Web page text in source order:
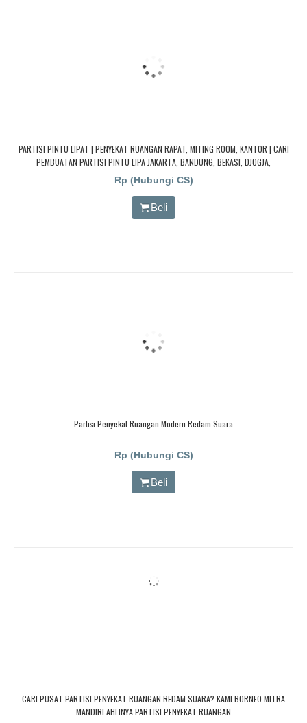
PARTISI PINTU LIPAT | PENYEKAT RUANGAN RAPAT, MITING ROOM, KANTOR | CARI
PEMBUATAN PARTISI PINTU LIPA JAKARTA, BANDUNG, BEKASI, DJOGJA,
YOGYAKARTA TANGERANG, BOGOR, Redam/kedap Suara
Rp (Hubungi CS)
Beli
Partisi Penyekat Ruangan Modern Redam Suara
Rp (Hubungi CS)
Beli
CARI PUSAT PARTISI PENYEKAT RUANGAN REDAM SUARA? KAMI BORNEO MITRA
MANDIRI AHLINYA PARTISI PENYEKAT RUANGAN